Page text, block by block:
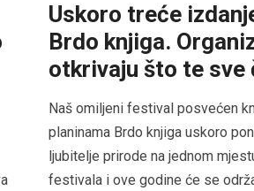
Uskoro treće
Brdo knjiga.
otkrivaju što te sve
Naš omiljeni festival posvećen
planinama Brdo knjiga uskoro
ljubitelje prirode na jednom
festivala i ove godine će se